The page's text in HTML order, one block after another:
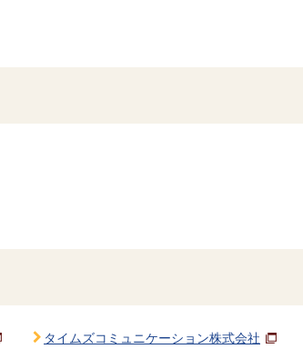
タイムズコミュニケーション株式会社